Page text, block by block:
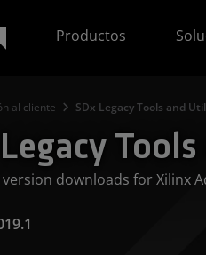
Productos
al cliente SDx Legacy Tools and
downloads for Xilinx